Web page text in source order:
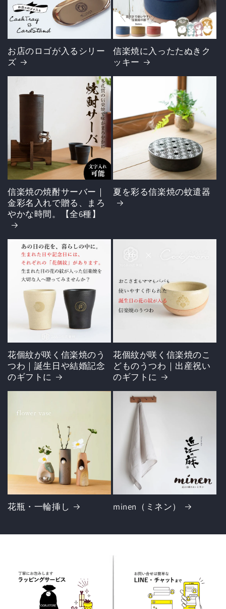
お店のロゴが入るシリー
ズ
信楽焼に入ったたぬきク
ッキー
信楽焼の焼酎サーバー｜
金彩名入れで贈る、まろ
やかな時間。【全6種】
夏を彩る信楽焼の蚊遣器
花個紋が咲く信楽焼のう
つわ｜誕生日や結婚記念
のギフトに
花個紋が咲く信楽焼のこ
どものうつわ｜出産祝い
のギフトに
花瓶・一輪挿し minen（ミネン）